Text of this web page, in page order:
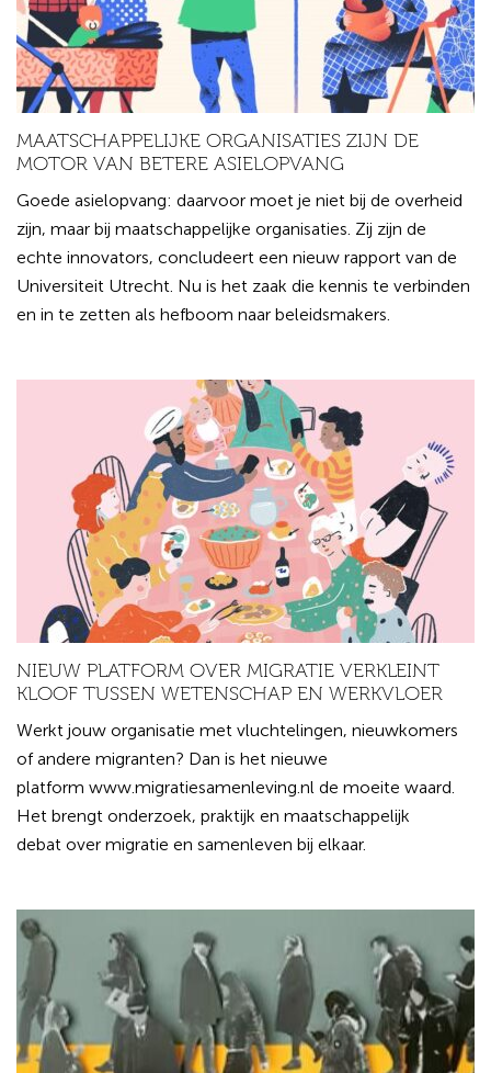
MAATSCHAPPELIJKE ORGANISATIES ZIJN DE
MOTOR VAN BETERE ASIELOPVANG
Goede asielopvang: daarvoor moet je niet bij de overheid
zijn, maar bij maatschappelijke organisaties. Zij zijn de
echte innovators, concludeert een nieuw rapport van de
Universiteit Utrecht. Nu is het zaak die kennis te verbinden
en in te zetten als hefboom naar beleidsmakers.
NIEUW PLATFORM OVER MIGRATIE VERKLEINT
KLOOF TUSSEN WETENSCHAP EN WERKVLOER
Werkt jouw organisatie met vluchtelingen, nieuwkomers
of andere migranten? Dan is het nieuwe
platform www.migratiesamenleving.nl de moeite waard.
Het brengt onderzoek, praktijk en maatschappelijk
debat over migratie en samenleven bij elkaar.